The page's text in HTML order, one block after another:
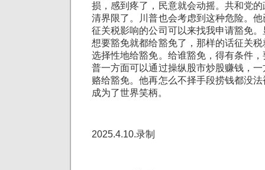
损，感到疼了，民意就会动摇。共和党
清界限了。川普也会考虑到这种危险。
征关税影响的公司可以来找我申请豁免
想要豁免就都给豁免了，那样的话征关
选择性地给豁免。给谁豁免，得有条件
普一方面可以通过操纵股市炒股赚钱，
赂给豁免。他再怎么不择手段捞钱都没
成为了世界笑柄。
2025.4.10.录制